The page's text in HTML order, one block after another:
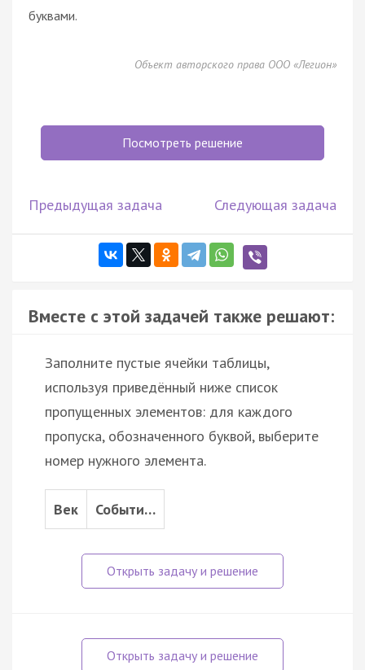
буквами.
Объект авторского права ООО «Легион»
Посмотреть решение
Предыдущая задача Следующая задача
Вместе с этой задачей также решают:
Заполните пустые ячейки таблицы,
используя приведённый ниже список
пропущенных элементов: для каждого
пропуска, обозначенного буквой, выберите
номер нужного элемента.
Век Событи…